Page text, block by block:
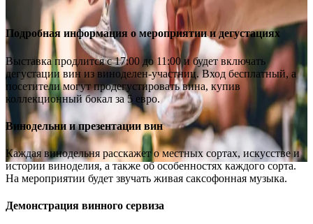
Подробная информация о мероприятии и дегустациях
Выставка продлится с 17:00 до 11:00 и будет включать
дегустации вин из виноделен-участниц. Вход бесплатный, а
посетители могут продегустировать вина, купив
коллекционный бокал за 5 евро.
Винодельни и презентации вин
Каждая винодельня расскажет о местных сортах, искусстве и
истории виноделия, а также об особенностях каждого сорта.
На мероприятии будет звучать живая саксофонная музыка.
Демонстрация винного сервиза